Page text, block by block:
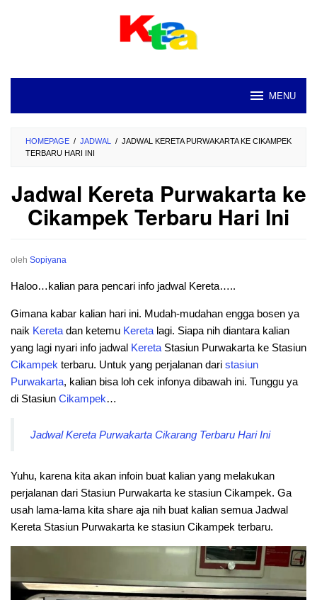
MENU
HOMEPAGE / JADWAL / JADWAL KERETA PURWAKARTA KE CIKAMPEK
TERBARU HARI INI
Jadwal Kereta Purwakarta ke
Cikampek Terbaru Hari Ini
oleh Sopiyana
Haloo…kalian para pencari info jadwal Kereta…..
Gimana kabar kalian hari ini. Mudah-mudahan engga bosen ya
naik Kereta dan ketemu Kereta lagi. Siapa nih diantara kalian
yang lagi nyari info jadwal Kereta Stasiun Purwakarta ke Stasiun
Cikampek terbaru. Untuk yang perjalanan dari stasiun
Purwakarta, kalian bisa loh cek infonya dibawah ini. Tunggu ya
di Stasiun Cikampek…
Jadwal Kereta Purwakarta Cikarang Terbaru Hari Ini
Yuhu, karena kita akan infoin buat kalian yang melakukan
perjalanan dari Stasiun Purwakarta ke stasiun Cikampek. Ga
usah lama-lama kita share aja nih buat kalian semua Jadwal
Kereta Stasiun Purwakarta ke stasiun Cikampek terbaru.